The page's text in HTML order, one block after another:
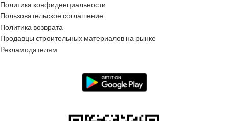
Политика конфиденциальности
Пользовательское соглашение
Политика возврата
Продавцы строительных материалов на рынке
Рекламодателям